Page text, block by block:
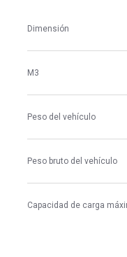
Dimensión
M3
Peso del vehículo
Peso bruto del vehículo
Capacidad de carga